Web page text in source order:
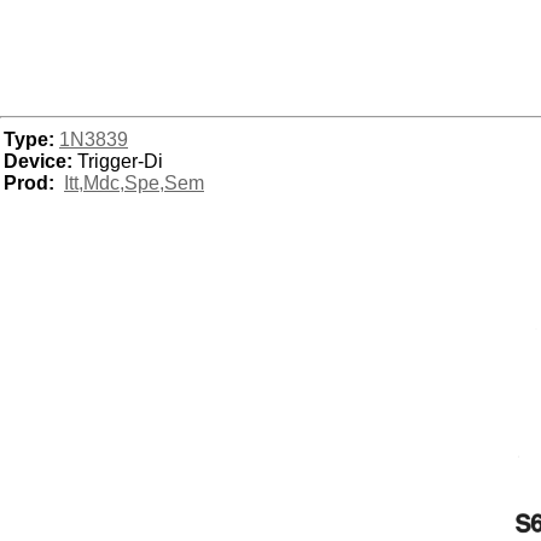
Type: 1N3839
Device: Trigger-Di
Prod:
Itt,Mdc,Spe,Sem